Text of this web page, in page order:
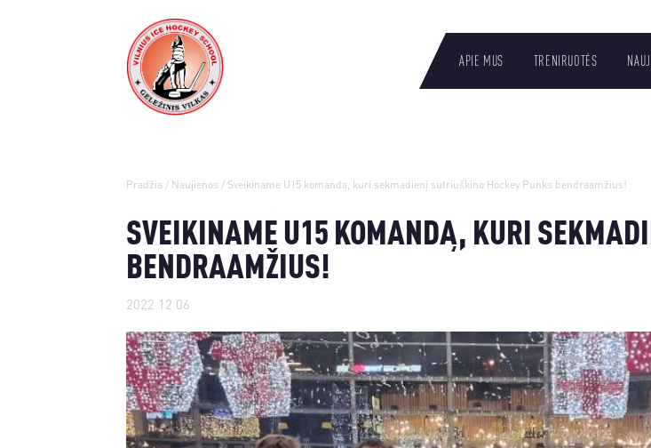
APIE MUS TRENIRUOTĖS
Pradžia / Naujienos / Sveikiname U15 komandą, kuri sekmadienį sutriuškino Hockey Punks bendraamžius!
SVEIKINAME U15 KOMANDĄ, KURI
BENDRAAMŽIUS!
2022 12 06